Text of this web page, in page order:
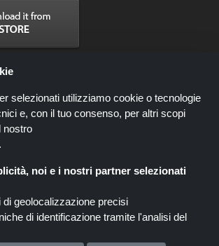
sito web all'interno del quale potrai trovare migliaia di
affiliati. Codicegratuito.it o il suo staff non è autorizzato
di vendita che consegue dalle summenzionate
guadagna, tuttavia, delle commissioni attraverso le
selezionati utilizziamo cookie o tecnologie
e, con il tuo consenso, per altri scopi
nostro
.
noi e i nostri partner selezionati
di geolocalizzazione precisi
di identificazione tramite l'analisi del